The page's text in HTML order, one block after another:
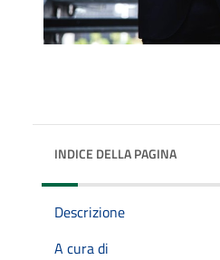
INDICE DELLA PAGINA
Descrizione
A cura di